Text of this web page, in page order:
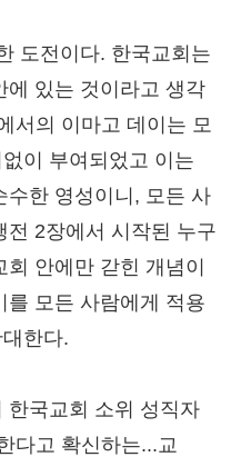
도전이다. 한국교회는
에 있는 것이라고 생각
서의 이마고 데이는 모
이 부여되었고 이는
수한 영성이니, 모든 사
전 2장에서 시작된 누구
안에만 갇힌 개념이
를 모든 사람에게 적용
한다.
한국교회 소위 성직자
다고 확신하는...교